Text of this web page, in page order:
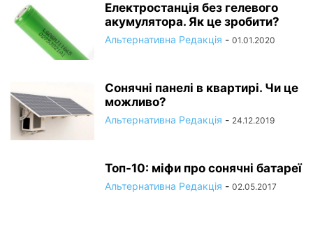
Електростанція без гелевого
акумулятора. Як це зробити?
Альтернативна Редакція - 01.01.2020
Сонячні панелі в квартирі. Чи це
можливо?
Альтернативна Редакція - 24.12.2019
Топ-10: міфи про сонячні батареї
Альтернативна Редакція - 02.05.2017